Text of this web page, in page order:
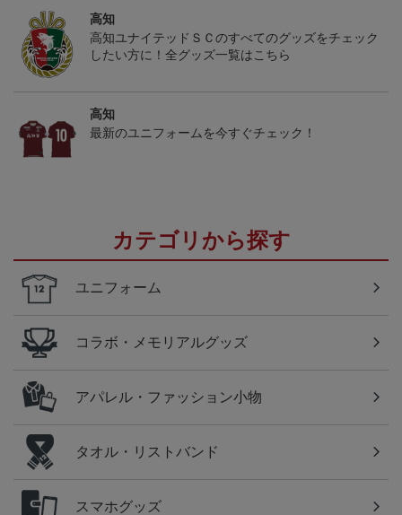
高知
高知ユナイテッドＳＣのすべてのグッズをチェック
したい方に！全グッズ一覧はこちら
高知
最新のユニフォームを今すぐチェック！
カテゴリから探す
ユニフォーム
コラボ・メモリアルグッズ
アパレル・ファッション小物
タオル・リストバンド
スマホグッズ